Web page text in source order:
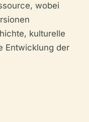
wobei
kulturelle
Entwicklung der